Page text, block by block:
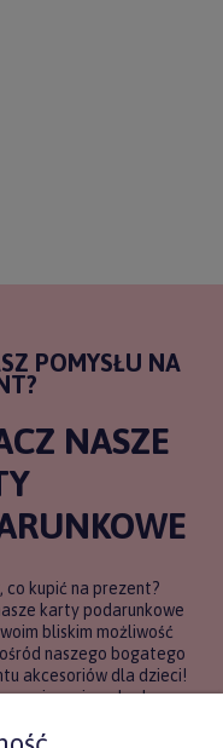
POMYSŁU NA
NASZE
co kupić na prezent?
karty podarunkowe
bliskim możliwość
naszego bogatego
akcesoriów dla dzieci!
rozwiązanie, gdy chcesz
będzie najbardziej